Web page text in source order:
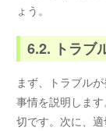
ょう。
6.2. トラブ
まず、トラブル
事情を説明しま
切です。次に、